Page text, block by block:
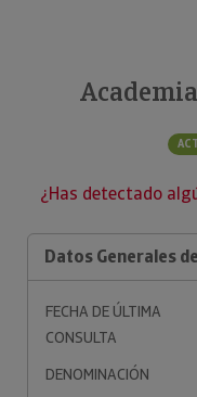
¿Has detectado
Datos Generales de
FECHA DE ÚLTIMA
CONSULTA
DENOMINACIÓN